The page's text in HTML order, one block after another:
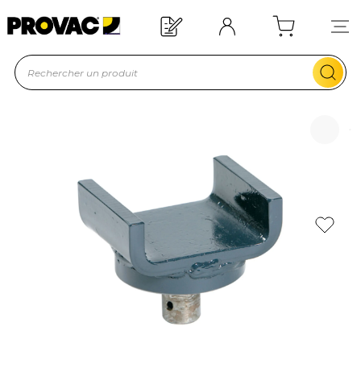
Offre de bienvenue : 20€ offerts !
En savoir plus